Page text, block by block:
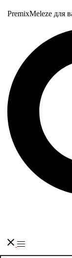
PremixMeleze для
Переключатель